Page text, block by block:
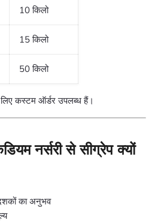
10 किलो
15 किलो
50 किलो
कस्टम ऑर्डर उपलब्ध हैं।
नर्सरी से सीग्रेप क्यों
का अनुभव